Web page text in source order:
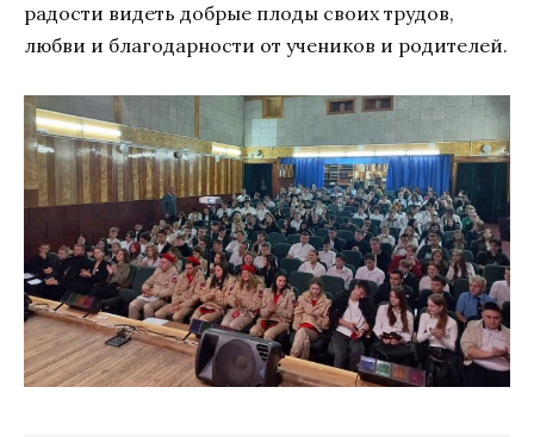
радости видеть добрые плоды своих трудов,
любви и благодарности от учеников и родителей.